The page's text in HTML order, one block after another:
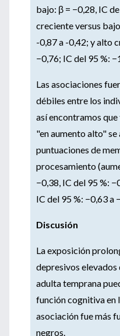
bajo: β = −0,28, IC
creciente versus
-0,87 a -0,42; y alto
−0,76; IC del 95 %:
Las asociaciones
débiles entre los
así encontramos
"en aumento alto"
puntuaciones de
procesamiento
−0,38, IC del 95 %:
IC del 95 %: −0,63 a
Discusión
La exposición
depresivos elevados
adulta temprana
función cognitiva en
asociación fue más
negros.